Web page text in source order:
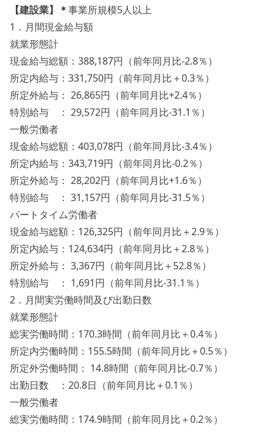
【建設業】＊事業所規模5人以上
1．月間現金給与額
就業形態計
現金給与総額：388,187円（前年同月比-2.8％）
所定内給与：331,750円（前年同月比＋0.3％）
所定外給与： 26,865円（前年同月比+2.4％）
特別給与 ： 29,572円（前年同月比-31.1％）
一般労働者
現金給与総額：403,078円（前年同月比-3.4％）
所定内給与：343,719円（前年同月比-0.2％）
所定外給与： 28,202円（前年同月比+1.6％）
特別給与 ： 31,157円（前年同月比-31.5％）
パートタイム労働者
現金給与総額：126,325円（前年同月比＋2.9％）
所定内給与：124,634円（前年同月比＋2.8％）
所定外給与： 3,367円（前年同月比＋52.8％）
特別給与 ： 1,691円（前年同月比-31.1％）
2．月間実労働時間及び出勤日数
就業形態計
総実労働時間：170.3時間（前年同月比＋0.4％）
所定内労働時間：155.5時間（前年同月比＋0.5％）
所定外労働時間： 14.8時間（前年同月比-0.7％）
出勤日数 ：20.8日（前年同月比＋0.1％）
一般労働者
総実労働時間：174.9時間（前年同月比＋0.2％）